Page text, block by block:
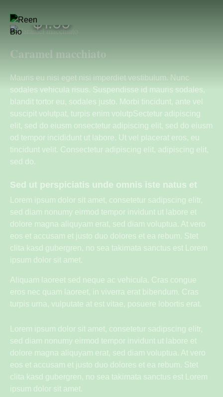
$1.55
Caramel macchiato
Mauris eu nisi eget nisi imperdiet vestibulum. Nunc
sodales vehicula risus. Suspendisse id mauris sodales,
blandit tortor eu, sodales justo. Morbi tincidunt, ante vel
suscipit volutpat, turpis enim volutpSectetur adipiscing
elit, sed do eiusm onsectetur adipiscing elit, sed do eiusm
od tempor incididunt ut labore. Ut vel placerat eros, eu
tincidunt velit. Consectetur adipiscing elit, adipiscing elit,
sed do.
Sed ut perspiciatis unde omnis iste natus et
Lorem ipsum dolor sit amet, consetetur sadipscing elitr,
sed diam nonumy eirmod tempor invidunt ut labore et
dolore magna aliquyam erat, sed diam voluptua. At vero
eos et accusam et justo duo dolores et ea rebum. Stet
clita kasd gubergren, no sea takimata sanctus est Lorem
ipsum dolor sit amet.
Aliquam laoreet sed neque ac vehicula. Cras congue
eros nec quam laoreet, in viverra erat bibendum. Cras
turpis urna, vulputate at est vitae, posuere lobortis erat.
Lorem ipsum dolor sit amet, consetetur sadipscing elitr,
sed diam nonumy eirmod tempor invidunt ut labore et
dolore magna aliquyam erat, sed diam voluptua. At vero
eos et accusam et justo duo dolores et ea rebum. Stet
clita kasd gubergren, no sea takimata sanctus est Lorem
ipsum dolor sit amet.